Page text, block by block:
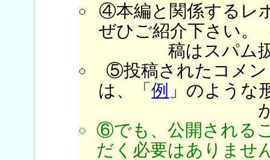
④本編と関係するレ
ぜひご紹介下さい。
稿はスパム
⑤投稿されたコメン
は、「例 」のような
⑥でも、公開される
だく必要はありませ